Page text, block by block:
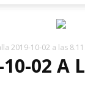
2019-10-02 a las
02 A